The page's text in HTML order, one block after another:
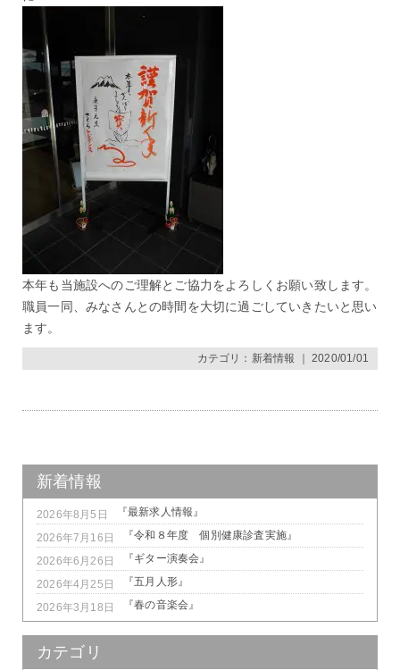
本年も当施設へのご理解とご協力をよろしくお願い致します。
職員一同、みなさんとの時間を大切に過ごしていきたいと思い
ます。
カテゴリ： 新着情報 ｜ 2020/01/01
新着情報
2026年8月5日 『最新求人情報』
2026年7月16日 『令和８年度 個別健康診査実施』
2026年6月26日 『ギター演奏会』
2026年4月25日 『五月人形』
2026年3月18日 『春の音楽会』
カテゴリ